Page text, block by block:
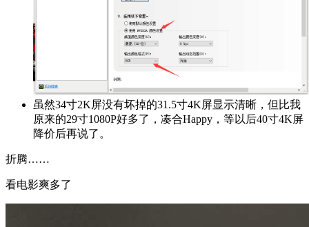
虽然34寸2K屏没有坏掉的31.5寸4K屏显示清晰，但比我
原来的29寸1080P好多了，凑合Happy，等以后40寸4K屏
降价后再说了。
折腾……
看电影爽多了